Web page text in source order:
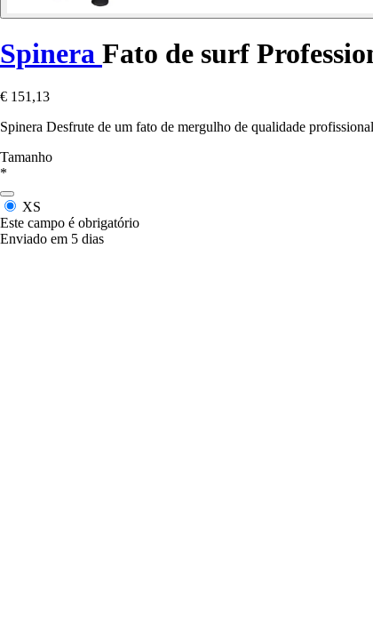
Spinera Fato de surf
€ 151,13
Spinera Desfrute de um fato de mergulho de qualidade
Tamanho
*
XS
Este campo é obrigatório
Enviado em 5 dias